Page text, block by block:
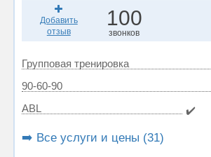
Добавить
отзыв
100
звонков
Групповая тренировка
90-60-90
ABL
✔️
➡️ Все услуги и цены (31)